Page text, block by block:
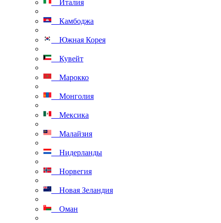
Италия
Камбоджа
Южная Корея
Кувейт
Марокко
Монголия
Мексика
Малайзия
Нидерланды
Норвегия
Новая Зеландия
Оман